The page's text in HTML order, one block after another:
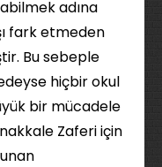
adına
fark etmeden
Bu sebeple
hiçbir okul
bir mücadele
Zaferi için